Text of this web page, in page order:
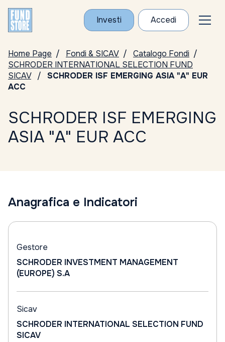
Investi Accedi
Home Page Fondi & SICAV
Catalogo Fondi
SCHRODER INTERNATIONAL SELECTION FUND
SICAV
SCHRODER ISF EMERGING ASIA "A" EUR
ACC
SCHRODER ISF EMERGING
ASIA "A" EUR ACC
Anagrafica e Indicatori
Gestore
SCHRODER INVESTMENT MANAGEMENT
(EUROPE) S.A
Sicav
SCHRODER INTERNATIONAL SELECTION FUND
SICAV